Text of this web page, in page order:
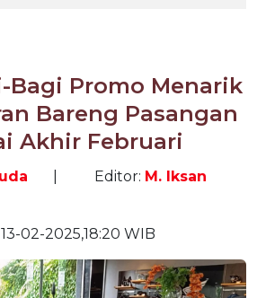
Bagi Promo Menarik
Bareng Pasangan
Akhir Februari
Editor: M. Iksan
02-2025,18:20 WIB